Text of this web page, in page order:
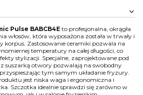
Pulse BABCB4E to profesjonalna, okrągła
włosów, która wyposażona została w trwały i
korpus. Zastosowanie ceramiki pozwala na
temperatury na całej długości, co
stylizacji. Specjalne, zaprojektowane pod
suszarką otwory pozwalają na swobodny
tym samym układanie fryzury.
jest niska waga i ergonomiczna i
Szczotka idealnie sprawdzi się zarówno w